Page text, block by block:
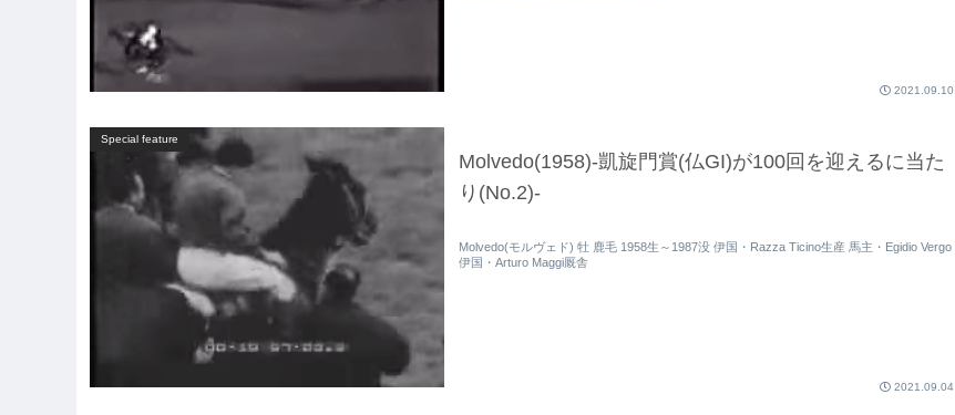
2021.09.10
Special feature
Molvedo(1958)-凱旋門賞(仏GI)が100回を迎えるに当た
り(No.2)-
Molvedo(モルヴェド) 牡 鹿毛 1958生～1987没 伊国・Razza Ticino生産 馬主・Egidio Vergo
伊国・Arturo Maggi厩舎
2021.09.04